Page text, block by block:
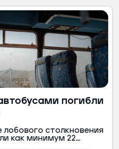
погибли
лобового столкновения
как минимум 22